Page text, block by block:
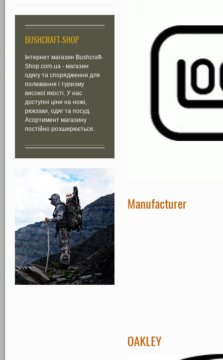
BUSHCRAFT-SHOP
Інтернет магазин Bushcraft-
Shop.com.ua - магазин
одягу та спорядження для
полювання і туризму
високої якості. У нас
доступні ціни на ножі,
рюкзаки, одяг та посуд.
Асортимент магазину
постійно розширюється.
Manufacturer
OAKLEY